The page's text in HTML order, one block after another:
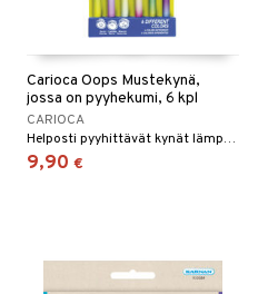
Carioca Oops Mustekynä,
jossa on pyyhekumi, 6 kpl
CARIOCA
Helposti pyyhittävät kynät lämpöherkällä musteella!
9,90 €